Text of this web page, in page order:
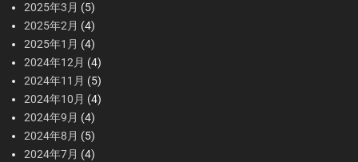
2025年3月 (5)
2025年2月 (4)
2025年1月 (4)
2024年12月 (4)
2024年11月 (5)
2024年10月 (4)
2024年9月 (4)
2024年8月 (5)
2024年7月 (4)